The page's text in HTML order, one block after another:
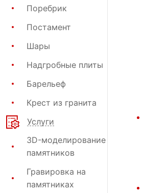
Поребрик
Постамент
Шары
Надгробные плиты
Барельеф
Крест из гранита
Услуги
3D-моделирование
памятников
Гравировка на
памятниках